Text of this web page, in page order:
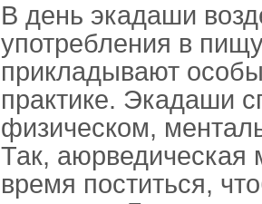
В день экадаши
употребления в
прикладывают
практике. Экадаши
физическом,
Так, аюрведическая
время поститься,